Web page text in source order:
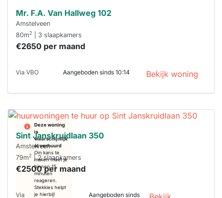
Mr. F.A. Van Hallweg 102
Amstelveen
80m2 | 3 slaapkamers
€2650 per maand
Via VBO Aangeboden sinds 10:14 Bekijk woning
Deze woning
is
waarschijnlijk
al verhuurd
Om kans te
maken moet je
binnen 15
minuten
reageren.
Stekkies helpt
je hierbij!
Sint Janskruidlaan 350
Amstelveen
79m2 | 2 slaapkamers
€2500 per maand
Via
Aangeboden sinds